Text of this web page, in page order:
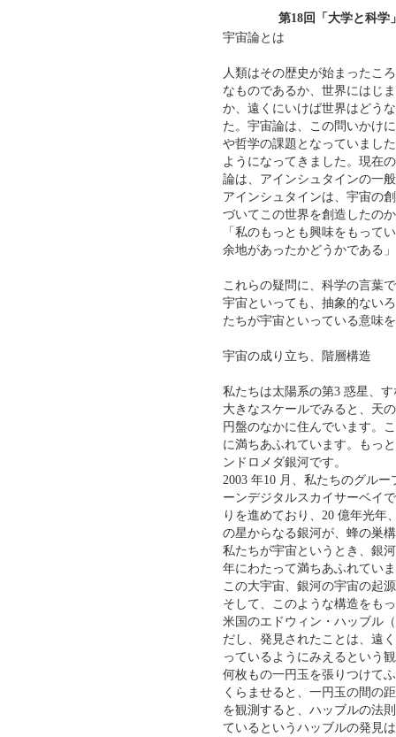
第18回「大学と科学
宇宙論とは
人類はその歴史が始まったこ
なものであるか、世界にはじ
か、遠くにいけば世界はどう
た。宇宙論は、この問いかけ
や哲学の課題となっていまし
ようになってきました。現在
論は、アインシュタインの一
アインシュタインは、宇宙の
づいてこの世界を創造したの
「私のもっとも興味をもって
余地があったかどうかである
これらの疑問に、科学の言葉
宇宙といっても、抽象的ない
たちが宇宙といっている意味
宇宙の成り立ち、階層構造
私たちは太陽系の第3 惑星、
大きなスケールでみると、天
円盤のなかに住んでいます。
に満ちあふれています。もっ
ンドロメダ銀河です。
2003 年10 月、私たちのグル
ーンデジタルスカイサーベイ
りを進めており、20 億年光年
の星からなる銀河が、蜂の巣
私たちが宇宙というとき、銀
年にわたって満ちあふれてい
この大宇宙、銀河の宇宙の起
そして、このような構造をも
米国のエドウィン・ハッブル
だし、発見されたことは、遠
っているようにみえるという
何枚もの一円玉を張りつけて
くらませると、一円玉の間の
を観測すると、ハッブルの法
ているというハッブルの発見